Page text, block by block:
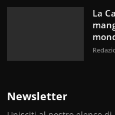
La
Newsletter